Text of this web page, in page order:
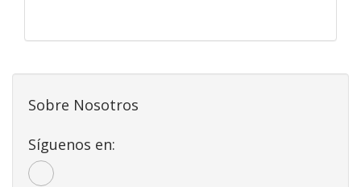
Sobre Nosotros
Síguenos en: